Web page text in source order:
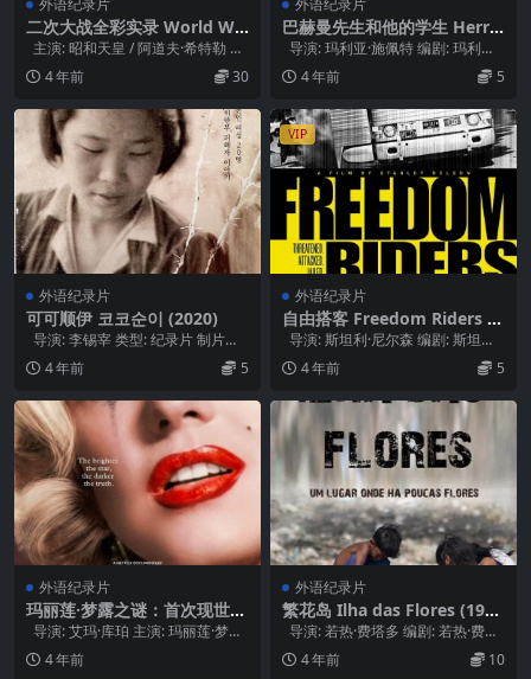
外语纪录片
二次大战全彩实录 World Wa
r II in Colour (2009)
主演: 昭和天皇 / 阿道夫·希特勒 Ad
olf Hitler /...
4 年前 30
外语纪录片
巴赫曼先生和他的学生 Herr B
achmann und seine Klasse
(2021)
导演: 玛利亚·施佩特 编剧: 玛利亚·
施佩特 / 雷因霍尔德·沃...
4 年前 5
外语纪录片
可可顺伊 코코순이 (2020)
导演: 李锡宰 类型: 纪录片 制片国
家/地区: 韩国 语言: 韩...
4 年前 5
VIP
外语纪录片
自由搭客 Freedom Riders (2
010)
导演: 斯坦利·尼尔森 编剧: 斯坦利·
尼尔森 / Mark Sa...
4 年前 5
外语纪录片
玛丽莲·梦露之谜：首次现世的
录音 The Mystery of Marily
pes (2022)
导演: 艾玛·库珀 主演: 玛丽莲·梦
露 / 约翰·休斯顿 类型:...
4 年前
外语纪录片
繁花岛 Ilha das Flores (198
9)
导演: 若热·费塔多 编剧: 若热·费塔
多 / Cecília M...
4 年前 10